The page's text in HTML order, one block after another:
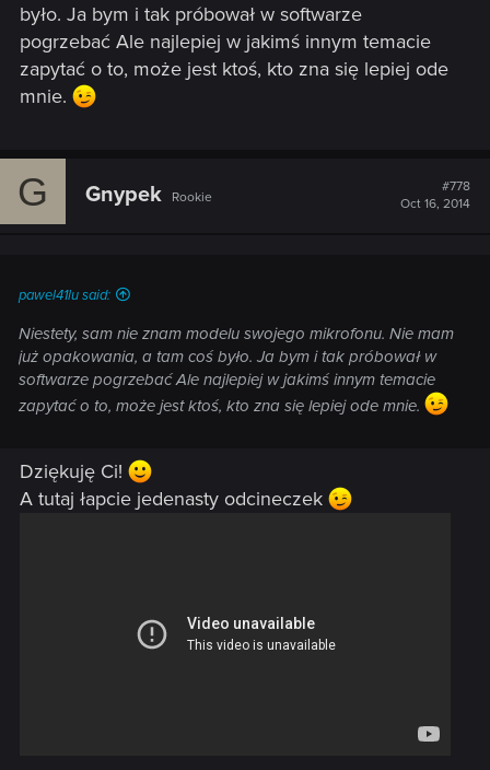
było. Ja bym i tak próbował w softwarze
pogrzebać Ale najlepiej w jakimś innym temacie
zapytać o to, może jest ktoś, kto zna się lepiej ode
mnie.
G Gnypek Rookie
#778
Oct 16, 2014
pawel41lu said:
Niestety, sam nie znam modelu swojego mikrofonu. Nie mam
już opakowania, a tam coś było. Ja bym i tak próbował w
softwarze pogrzebać Ale najlepiej w jakimś innym temacie
zapytać o to, może jest ktoś, kto zna się lepiej ode mnie.
Dziękuję Ci!
A tutaj łapcie jedenasty odcineczek